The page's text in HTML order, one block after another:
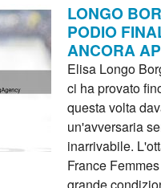
LONGO
PODIO
ANCORA
Elisa Longo
ci ha provato
questa volta
un'avversaria
inarrivabile.
France